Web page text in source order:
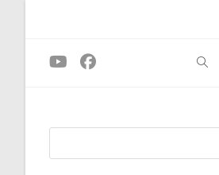
Toggle
search